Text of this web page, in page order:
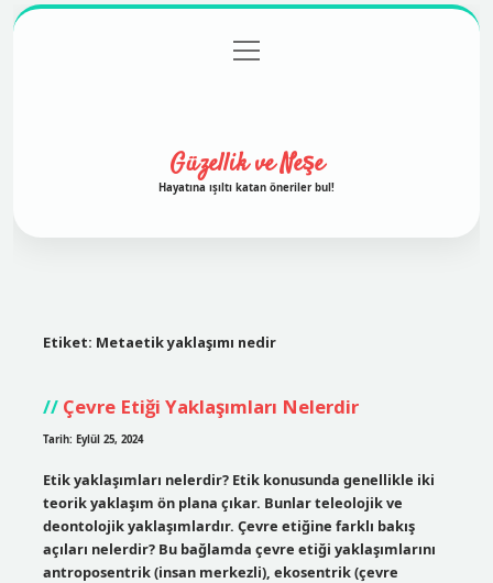
Gizlilik Politikası
menüyü
aç
Güzellik ve Neşe
Hayatına ışıltı katan öneriler bul!
Etiket: Metaetik yaklaşımı nedir
Çevre Etiği Yaklaşımları Nelerdir
Tarih: Eylül 25, 2024
Etik yaklaşımları nelerdir? Etik konusunda genellikle iki
teorik yaklaşım ön plana çıkar. Bunlar teleolojik ve
deontolojik yaklaşımlardır. Çevre etiğine farklı bakış
açıları nelerdir? Bu bağlamda çevre etiği yaklaşımlarını
antroposentrik (insan merkezli), ekosentrik (çevre